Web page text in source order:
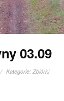
03.09
Kategorie:Zbiórki